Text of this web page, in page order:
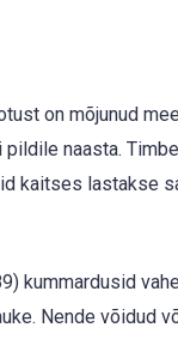
on mõjunud
naasta.
kaitses lastakse
kummardusid
Nende võidud